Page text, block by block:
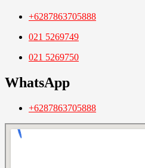
+6287863705888
021 5269749
021 5269750
WhatsApp
+6287863705888